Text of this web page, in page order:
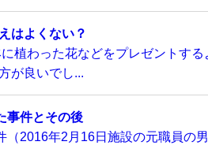
はよくない？
植わった花などをプレゼントする
が良いでし...
事件とその後
2016年2月16日施設の元職員の